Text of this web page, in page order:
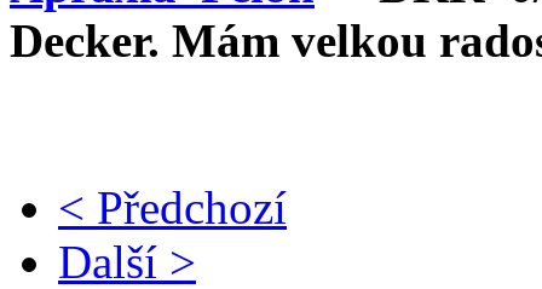
Decker. Mám velkou
< Předchozí
Další >